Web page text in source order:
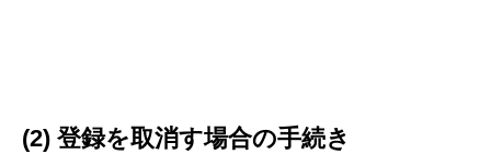
(2) 登録を取消す場合の手続き